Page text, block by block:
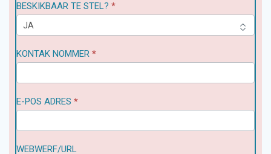
BESKIKBAAR TE STEL? *
KONTAK NOMMER *
E-POS ADRES *
WEBWERF/URL